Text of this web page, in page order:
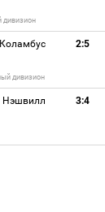
дивизион
Коламбус 2:5
дивизион
Нэшвилл 3:4